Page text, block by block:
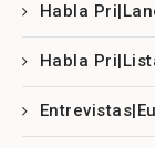
Habla
Habla